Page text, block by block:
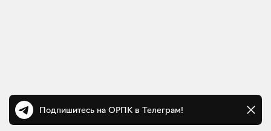
Подпишитесь на ОРПК в Телеграм!